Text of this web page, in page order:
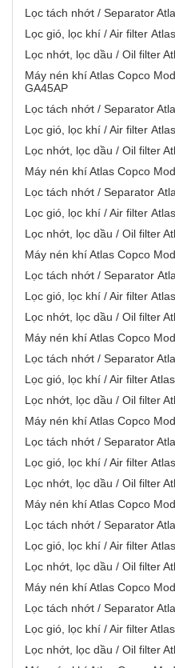
Lọc tách nhớt / Separator
Lọc gió, lọc khí / Air filter
Lọc nhớt, lọc dầu / Oil filter
Máy nén khí Atlas Copco
GA45AP
Lọc tách nhớt / Separator
Lọc gió, lọc khí / Air filter
Lọc nhớt, lọc dầu / Oil filter
Máy nén khí Atlas Copco
Lọc tách nhớt / Separator
Lọc gió, lọc khí / Air filter
Lọc nhớt, lọc dầu / Oil filter
Máy nén khí Atlas Copco
Lọc tách nhớt / Separator
Lọc gió, lọc khí / Air filter
Lọc nhớt, lọc dầu / Oil filter
Máy nén khí Atlas Copco
Lọc tách nhớt / Separator
Lọc gió, lọc khí / Air filter
Lọc nhớt, lọc dầu / Oil filter
Máy nén khí Atlas Copco
Lọc tách nhớt / Separator
Lọc gió, lọc khí / Air filter
Lọc nhớt, lọc dầu / Oil filter
Máy nén khí Atlas Copco
Lọc tách nhớt / Separator
Lọc gió, lọc khí / Air filter
Lọc nhớt, lọc dầu / Oil filter
Máy nén khí Atlas Copco
Lọc tách nhớt / Separator
Lọc gió, lọc khí / Air filter
Lọc nhớt, lọc dầu / Oil filter